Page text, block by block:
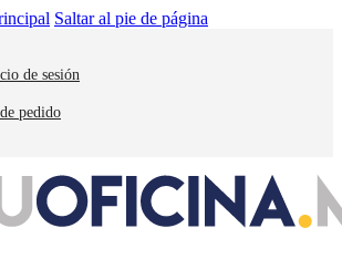
Saltar al pie de página
de sesión
pedido